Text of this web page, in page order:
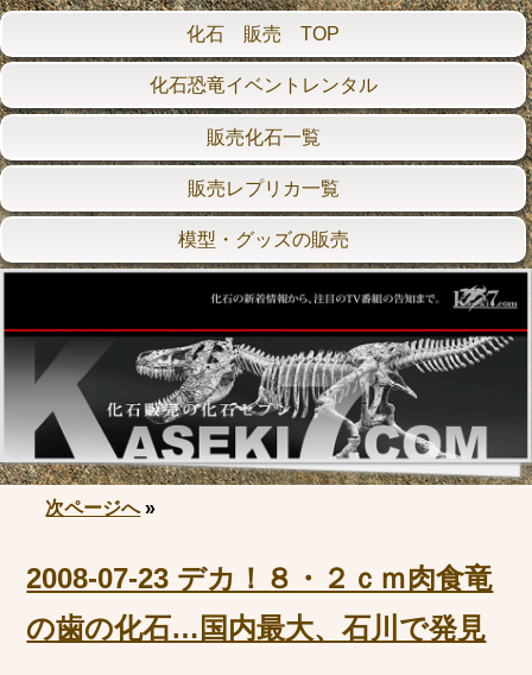
化石 販売 TOP
化石恐竜イベントレンタル
販売化石一覧
販売レプリカ一覧
模型・グッズの販売
次ページへ»
2008-07-23 デカ！８・２ｃｍ肉食竜
の歯の化石…国内最大、石川で発見